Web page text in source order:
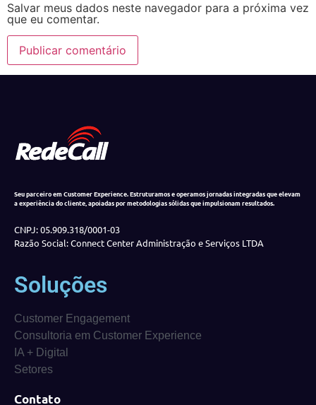
Salvar meus dados neste navegador para a próxima vez
que eu comentar.
Seu parceiro em Customer Experience. Estruturamos e operamos jornadas integradas que elevam
a experiência do cliente, apoiadas por metodologias sólidas que impulsionam resultados.
CNPJ: 05.909.318/0001-03
Razão Social: Connect Center Administração e Serviços LTDA
Soluções
Customer Engagement
Consultoria em Customer Experience
IA + Digital
Setores
Contato